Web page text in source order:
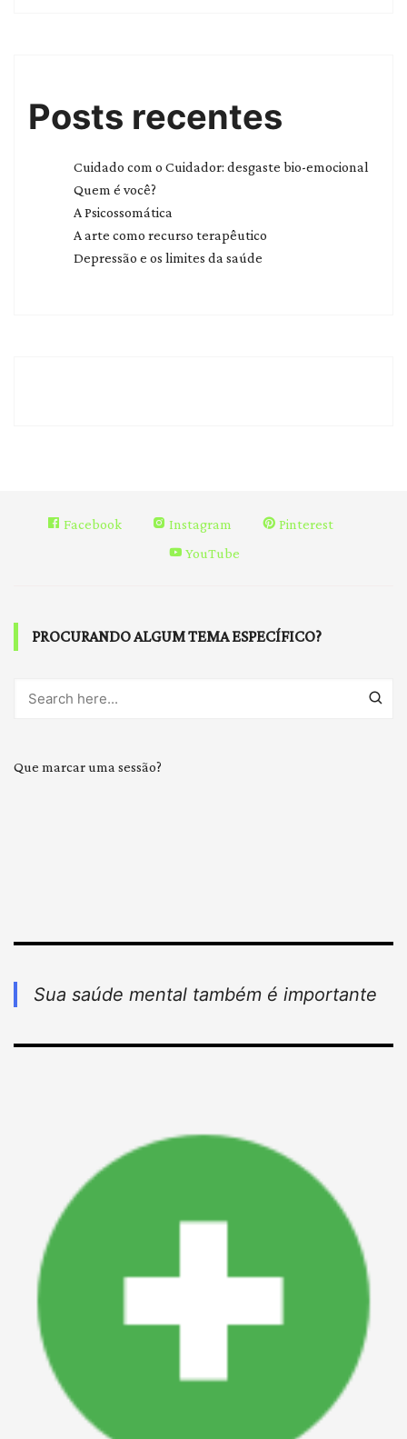
Posts recentes
Cuidado com o Cuidador: desgaste bio-emocional
Quem é você?
A Psicossomática
A arte como recurso terapêutico
Depressão e os limites da saúde
Facebook Instagram
Pinterest
YouTube
PROCURANDO ALGUM TEMA ESPECÍFICO?
Que marcar uma sessão?
Sua saúde mental também é importante